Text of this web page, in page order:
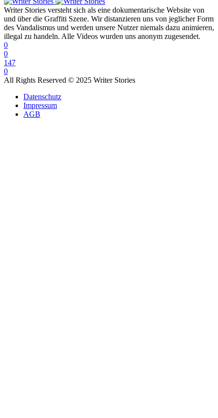
Writer Stories versteht sich als eine dokumentarische Website von
und über die Graffiti Szene. Wir distanzieren uns von jeglicher Form
des Vandalismus und werden unsere Nutzer niemals dazu animieren,
illegal zu handeln. Alle Videos wurden uns anonym zugesendet.
0
0
147
0
All Rights Reserved © 2025 Writer Stories
Datenschutz
Impressum
AGB